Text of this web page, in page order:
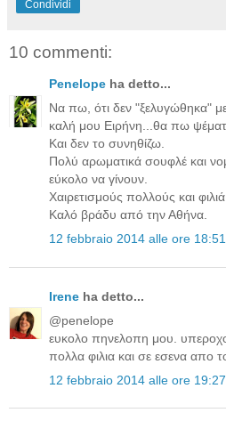
Condividi
10 commenti:
Penelope ha detto...
Να πω, ότι δεν "ξελυγώθηκα"
καλή μου Ειρήνη...θα πω
Και δεν το συνηθίζω.
Πολύ αρωματικά σουφλέ και
εύκολο να γίνουν.
Χαιρετισμούς πολλούς και φιλιά.
Καλό βράδυ από την Αθήνα.
12 febbraio 2014 alle ore 18:51
Irene ha detto...
@penelope
ευκολο πηνελοπη μου.
πολλα φιλια και σε εσενα απο
12 febbraio 2014 alle ore 19:27